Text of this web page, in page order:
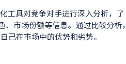
工具对竞争对手进行深入分析，了
、市场份额等信息。通过比较分析
己在市场中的优势和劣势。